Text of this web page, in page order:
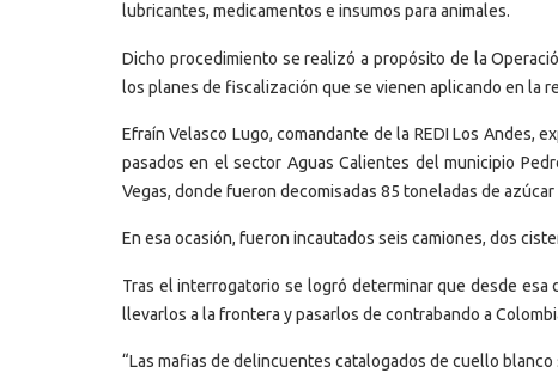
lubricantes, medicamentos e insumos para animales.
Dicho procedimiento se realizó a propósito de la
los planes de fiscalización que se vienen aplicando en la
Efraín Velasco Lugo, comandante de la REDI Los Andes,
pasados en el sector Aguas Calientes del municipio
Vegas, donde fueron decomisadas 85 toneladas de
En esa ocasión, fueron incautados seis camiones, dos
Tras el interrogatorio se logró determinar que desde
llevarlos a la frontera y pasarlos de contrabando a
“Las mafias de delincuentes catalogados de cuello